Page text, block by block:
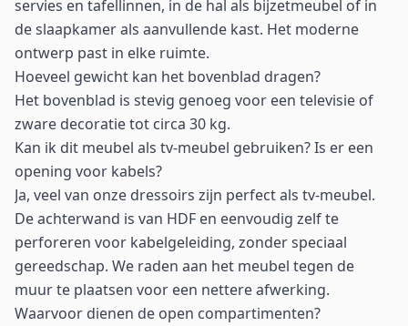
servies en tafellinnen, in de hal als bijzetmeubel of in
de slaapkamer als aanvullende kast. Het moderne
ontwerp past in elke ruimte.
Hoeveel gewicht kan het bovenblad dragen?
Het bovenblad is stevig genoeg voor een televisie of
zware decoratie tot circa 30 kg.
Kan ik dit meubel als tv-meubel gebruiken? Is er een
opening voor kabels?
Ja, veel van onze dressoirs zijn perfect als tv-meubel.
De achterwand is van HDF en eenvoudig zelf te
perforeren voor kabelgeleiding, zonder speciaal
gereedschap. We raden aan het meubel tegen de
muur te plaatsen voor een nettere afwerking.
Waarvoor dienen de open compartimenten?